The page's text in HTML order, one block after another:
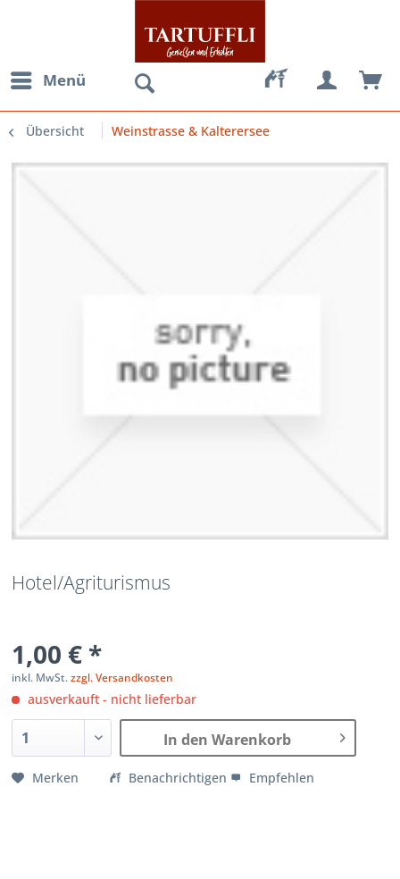
Menü
Übersicht Weinstrasse & Kalterersee
Hotel/Agriturismus
1,00 € *
inkl. MwSt.zzgl. Versandkosten
ausverkauft - nicht lieferbar
In den Warenkorb
Merken Benachrichtigen Empfehlen